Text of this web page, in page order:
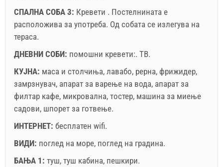
Условите и условите на добавувачот
Ако не сакате да резервирате сега, наместо да имате
повеќе прашања, ве молиме пополнете ги и кликнете
на "Испрати пребарување".
Испрати барање
СПАЛНА СОБА 3: Кревети . Постелнината е
расположива за употреба. Од собата се излегува на
тераса.
ДНЕВНИ СОБИ: помошни кревети:. ТВ.
КУЈНА: маса и столчиња, лавабо, рерна, фрижидер,
замрзнувач, апарат за варење на вода, апарат за
филтар кафе, микровална, тостер, машина за миење
садови, шпорет за готвење.
ИНТЕРНЕТ: бесплатен wifi.
ВИДИ: поглед на море, поглед на градина.
БАЊА 1: туш, туш кабина, пешкири.